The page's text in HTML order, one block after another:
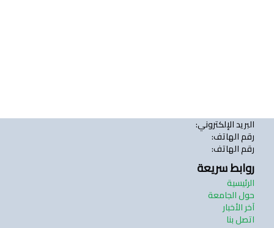
البريد الإلكتروني:
رقم الهاتف:
رقم الهاتف:
روابط سريعة
الرئيسية
حول الجامعة
آخر الأخبار
اتصل بنا